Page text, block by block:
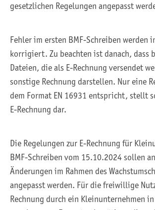
gesetzlichen Regelungen angepasst
Fehler im ersten BMF-Schreiben werden
korrigiert. Zu beachten ist danach, dass
Dateien, die als E-Rechnung versendet
sonstige Rechnung darstellen. Nur eine
dem Format EN 16931 entspricht, stellt
E-Rechnung dar.
Die Regelungen zur E-Rechnung für
BMF-Schreiben vom 15.10.2024 sollen
Änderungen im Rahmen des
angepasst werden. Für die freiwillige
Rechnung durch ein Kleinunternehmen